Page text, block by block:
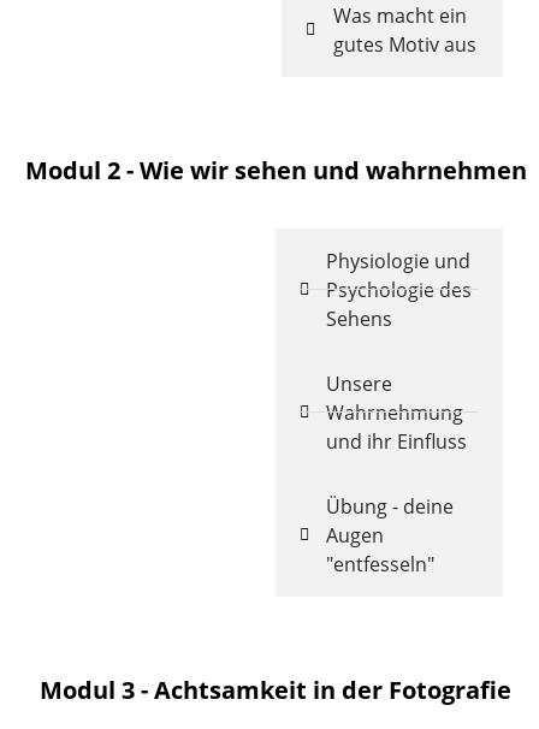
Was macht ein
gutes Motiv aus
Modul 2 - Wie wir sehen und wahrnehmen
Physiologie und
Psychologie des
Sehens
Unsere
Wahrnehmung
und ihr Einfluss
Übung - deine
Augen
"entfesseln"
Modul 3 - Achtsamkeit in der Fotografie